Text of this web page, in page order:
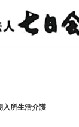
入所生活介護